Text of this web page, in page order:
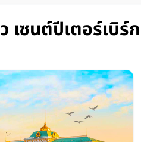
เซนต์ปีเตอร์เบิ